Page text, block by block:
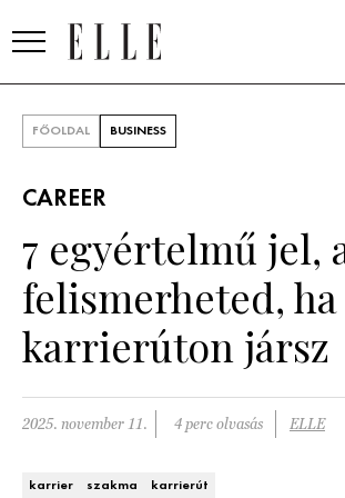
SZÉPSÉG
ÉLETMÓD
PÁRKAPCSOLAT
FŐOLDAL BUSINESS
CAREER
7 egyértelmű jel,
felismerheted, ha
karrierúton jársz
2025. november 11. 4 perc olvasás ELLE
karrier szakma karrierút